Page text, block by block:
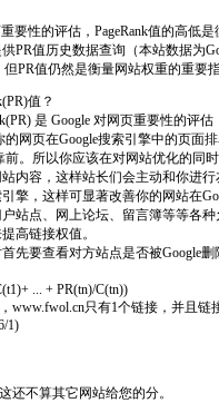
重要性的评估，PageRank值的高
PR值历史数据查询（本站数据为
但PR值仍然是衡量网站权重的重要
值？
是 Google 对网页重要性的评估
网页在Google搜索引擎中的页面
前。所以你应该在对网站优化的同
内容，这样站长们会主动和你进
擎，这样可显著改善你的网站在
站点、网上论坛、留言簿等等各
高链接权值。
先要查看对方站点是否被Google
... + PR(tn)/C(tn))
www.fwol.cn只有1个链接，并且链
1)
还不算其它网站给您的分。